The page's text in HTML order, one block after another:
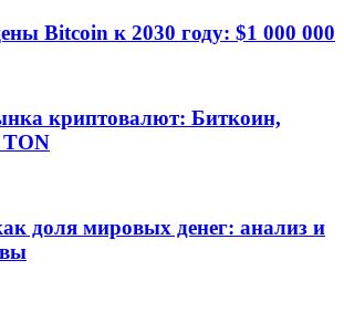
Bitcoin к 2030 году: $1 000 000
криптовалют: Биткоин,
доля мировых денег: анализ и